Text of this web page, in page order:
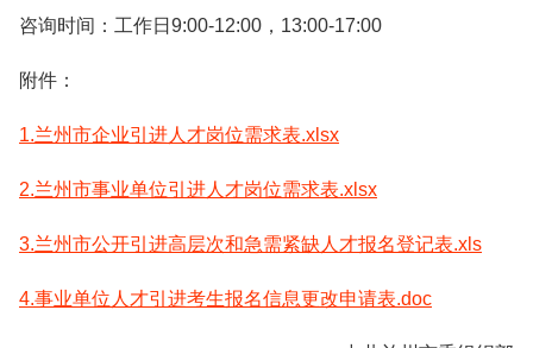
咨询时间：工作日9:00-12:00，13:00-17:00
附件：
1.兰州市企业引进人才岗位需求表.xlsx
2.兰州市事业单位引进人才岗位需求表.xlsx
3.兰州市公开引进高层次和急需紧缺人才报名登记表.xls
4.事业单位人才引进考生报名信息更改申请表.doc